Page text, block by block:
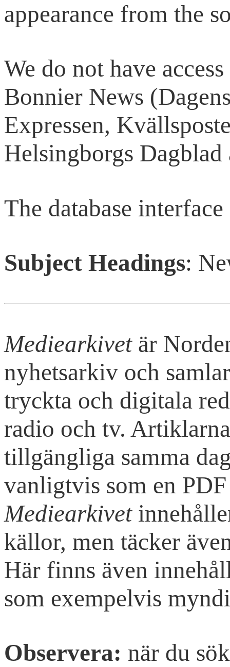
appearance from the
We do not have
Bonnier News
Expressen,
Helsingborgs
The database
Subject Headings:
Mediearkivetär
nyhetsarkiv och
tryckta och digitala
radio och tv.
tillgängliga samma
vanligtvis som en
Mediearkivet
källor, men täcker
Här finns även
som exempelvis
Observera: när du